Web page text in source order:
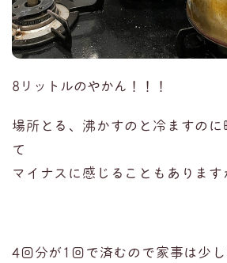
8リットルのやかん！！！
場所とる、沸かすのと冷ますの
て
マイナスに感じることもあります
4回分が1回で済むので家事は少し